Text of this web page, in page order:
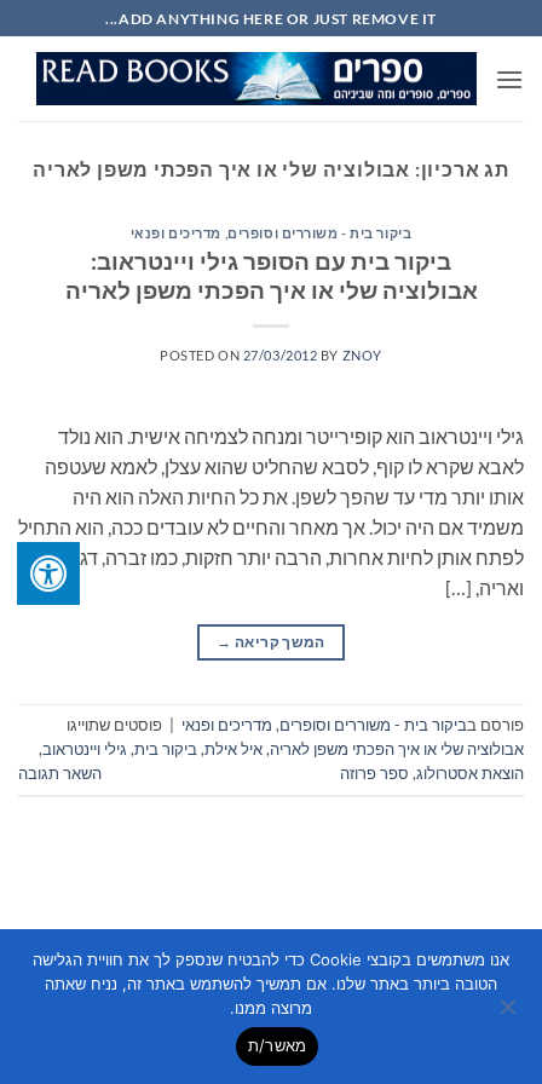
to
content
ADD ANYTHING HERE OR JUST REMOVE IT...
תג ארכיון: אבולוציה שלי או איך הפכתי משפן לאריה
ביקור בית - משוררים וסופרים מדריכים ופנאי
ביקור בית עם הסופר גילי ויינטראוב:
אבולוציה שלי או איך הפכתי משפן לאריה
POSTED ON 27/03/2012 BY ZNOY
גילי ויינטראוב הוא קופירייטר ומנחה לצמיחה אישית. הוא נולד
לאבא שקרא לו קוף, לסבא שהחליט שהוא עצלן, לאמא שעטפה
אותו יותר מדי עד שהפך לשפן. את כל החיות האלה הוא היה
משמיד אם היה יכול. אך מאחר והחיים לא עובדים ככה, הוא התחיל
לפתח אותן לחיות אחרות, הרבה יותר חזקות, כמו זברה, דג סלמון
ואריה, […]
המשך קריאה →
פורסם בביקור בית - משוררים וסופרים, מדריכים ופנאי
פוסטים שתוייגו
אבולוציה שלי או איך הפכתי משפן לאריה,איל אילת, ביקור בית, גילי ויינטראוב,
הוצאת אסטרולוג, ספר פרוזה השאר תגובה
Copyright 2026 © Flatsome Themeאנו משתמשים בקובצי Cookie כדי להבטיח שנספק לך את חוויית הגלישה
הטובה ביותר באתר שלנו. אם תמשיך להשתמש באתר זה, נניח שאתה
מרוצה ממנו.
מאשר/ת